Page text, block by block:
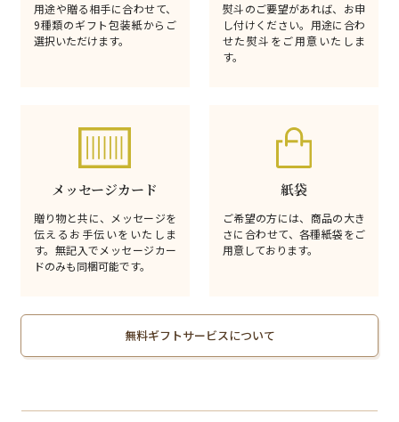
用途や贈る相手に合わせて、
9種類のギフト包装紙からご
選択いただけます。
熨斗のご要望があれば、お申
し付けください。用途に合わ
せた熨斗をご用意いたしま
す。
メッセージカード
贈り物と共に、メッセージを
伝えるお手伝いをいたしま
す。無記入でメッセージカー
ドのみも同梱可能です。
紙袋
ご希望の方には、商品の大き
さに合わせて、各種紙袋をご
用意しております。
無料ギフトサービスについて